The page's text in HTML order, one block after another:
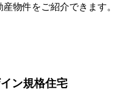
物件をご紹介できます。
ン規格住宅